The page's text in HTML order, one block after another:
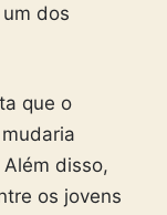
um dos
que o
mudaria
disso,
os jovens